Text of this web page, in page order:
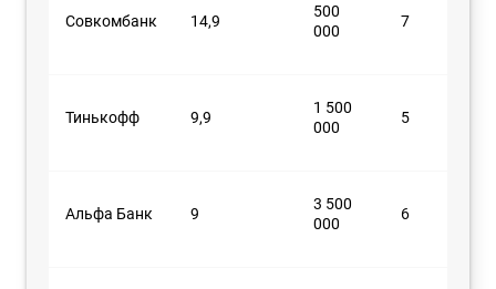
Совкомбанк 14,9
500
000
7
Тинькофф 9,9
1 500
000
5
Альфа Банк 9
3 500
000
6